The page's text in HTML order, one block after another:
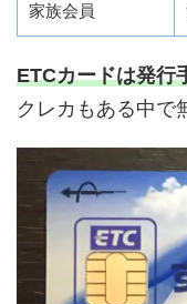
家族会員
ETCカードは発行
クレカもある中で